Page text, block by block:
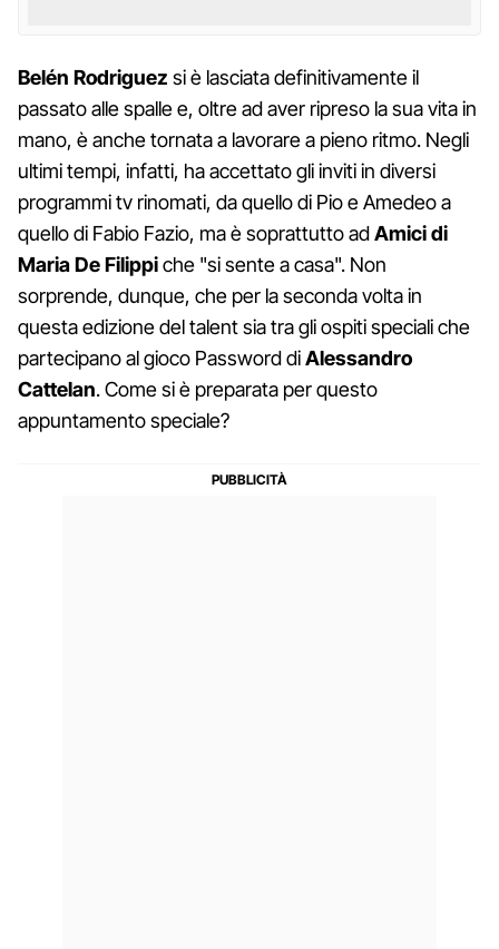
Belén Rodriguez si è lasciata definitivamente il
passato alle spalle e, oltre ad aver ripreso la sua vita in
mano, è anche tornata a lavorare a pieno ritmo. Negli
ultimi tempi, infatti, ha accettato gli inviti in diversi
programmi tv rinomati, da quello di Pio e Amedeo a
quello di Fabio Fazio, ma è soprattutto adAmici di
Maria De Filippiche "si sente a casa". Non
sorprende, dunque, che per la seconda volta in
questa edizione del talent sia tra gli ospiti speciali che
partecipano al gioco Password diAlessandro
Cattelan. Come si è preparata per questo
appuntamento speciale?